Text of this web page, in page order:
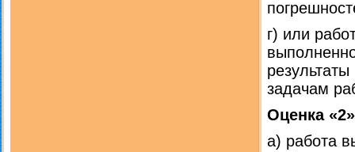
г) или
задачам
Оценка «2»
а) работа